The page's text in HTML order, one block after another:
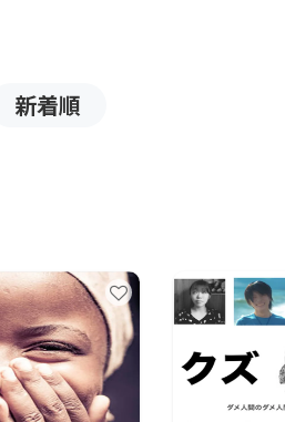
ビジネス・起業
新着順